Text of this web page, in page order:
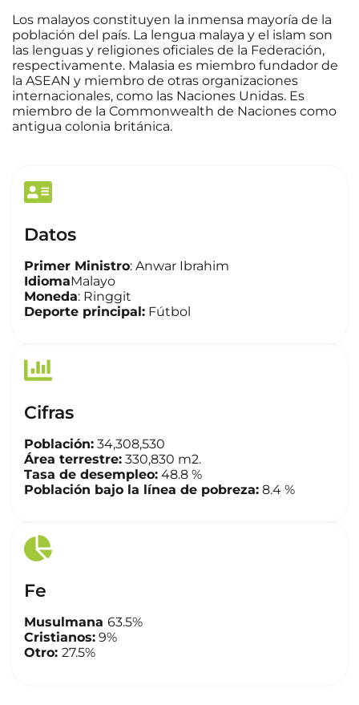
Los malayos constituyen la inmensa mayoría de la
población del país. La lengua malaya y el islam son
las lenguas y religiones oficiales de la Federación,
respectivamente. Malasia es miembro fundador de
la ASEAN y miembro de otras organizaciones
internacionales, como las Naciones Unidas. Es
miembro de la Commonwealth de Naciones como
antigua colonia británica.
Datos
Primer Ministro: Anwar Ibrahim
IdiomaMalayo
Moneda: Ringgit
Deporte principal: Fútbol
Cifras
Población: 34,308,530
Área terrestre: 330,830 m2.
Tasa de desempleo: 48.8 %
Población bajo la línea de pobreza: 8.4 %
Fe
Musulmana 63.5%
Cristianos: 9%
Otro: 27.5%